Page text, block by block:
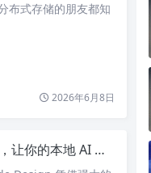
布式存储的朋友都知
2026年6月8日
AI 秒变专业设计师